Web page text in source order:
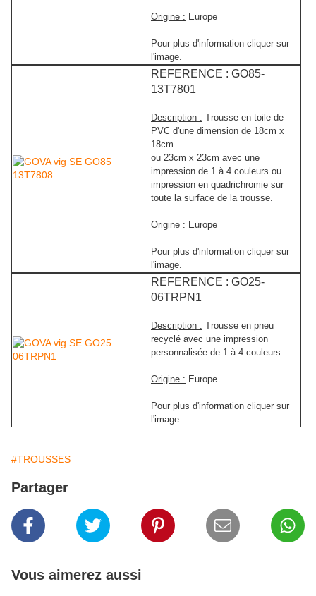
Origine : Europe
Pour plus d'information cliquer sur
l'image.
REFERENCE : GO85-
13T7801
Description : Trousse en toile de
PVC d'une dimension de 18cm x
18cm
ou 23cm x 23cm avec une
impression de 1 à 4 couleurs ou
impression en quadrichromie sur
toute la surface de la trousse.
Origine : Europe
Pour plus d'information cliquer sur
l'image.
REFERENCE : GO25-
06TRPN1
Description : Trousse en pneu
recyclé avec une impression
personnalisée de 1 à 4 couleurs.
Origine : Europe
Pour plus d'information cliquer sur
l'image.
#TROUSSES
Partager
Vous aimerez aussi